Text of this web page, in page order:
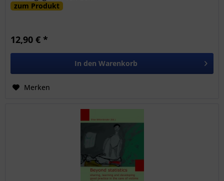
zum Produkt
12,90 € *
In den Warenkorb
Merken